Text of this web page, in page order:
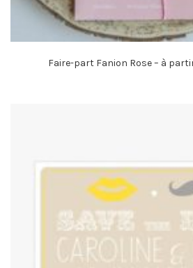
Faire-part Fanion Rose – à